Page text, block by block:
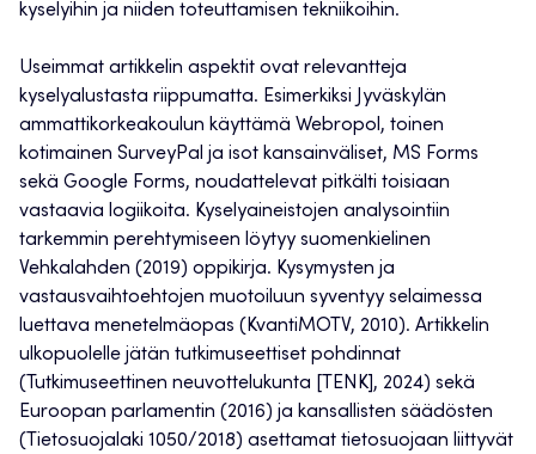
kyselyihin ja niiden toteuttamisen tekniikoihin.
Useimmat artikkelin aspektit ovat relevantteja
kyselyalustasta riippumatta. Esimerkiksi Jyväskylän
ammattikorkeakoulun käyttämä Webropol, toinen
kotimainen SurveyPal ja isot kansainväliset, MS Forms
sekä Google Forms, noudattelevat pitkälti toisiaan
vastaavia logiikoita. Kyselyaineistojen analysointiin
tarkemmin perehtymiseen löytyy suomenkielinen
Vehkalahden (2019) oppikirja. Kysymysten ja
vastausvaihtoehtojen muotoiluun syventyy selaimessa
luettava menetelmäopas (KvantiMOTV, 2010). Artikkelin
ulkopuolelle jätän tutkimuseettiset pohdinnat
(Tutkimuseettinen neuvottelukunta [TENK], 2024) sekä
Euroopan parlamentin (2016) ja kansallisten säädösten
(Tietosuojalaki 1050/2018) asettamat tietosuojaan liittyvät